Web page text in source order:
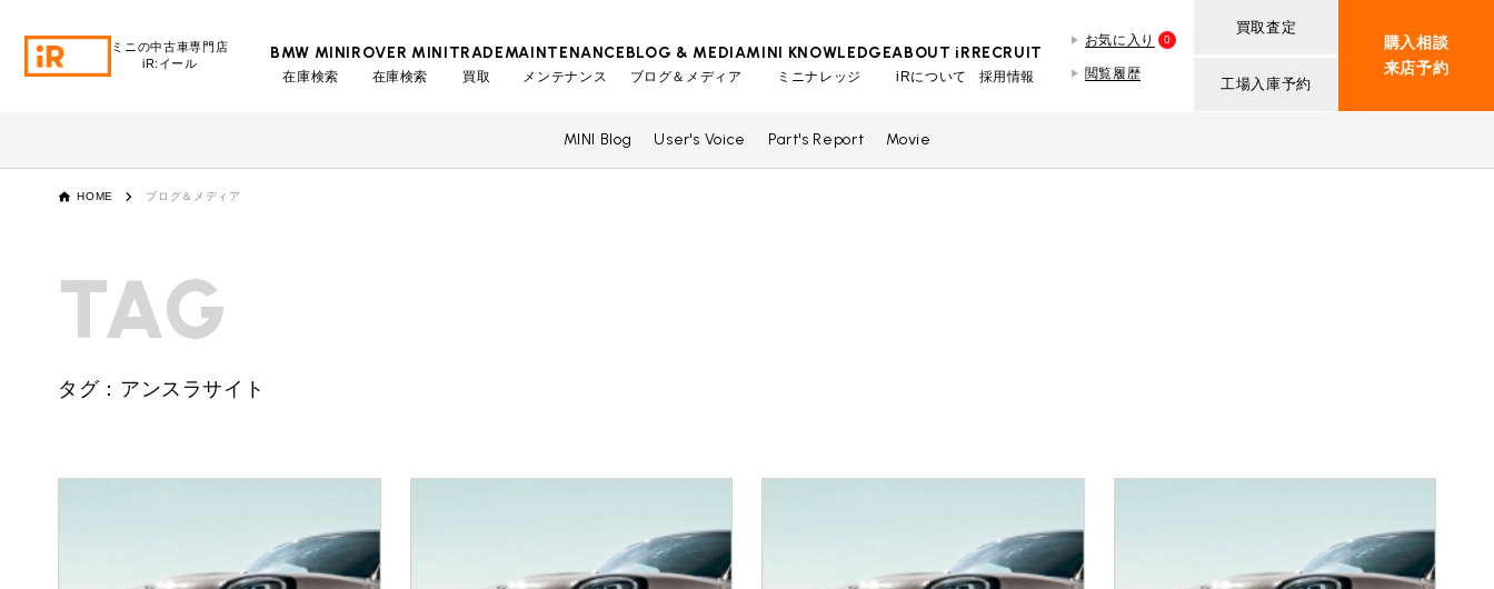
ミニの中古車専門店
iR:イール
BMW MINI
在庫検索
ROVER MINI
在庫検索
TRADE
買取
ローバーミニ買取査定依頼
MAINTENANCE
メンテナンス
TOP
BLOG & MEDIA
ブログ＆メディア
TOP
MINI KNOWLEDGE
ミニナレッジ
TOP
ABOUT iR
iRについて
RECRUIT
採用情報
お気に入り 0
閲覧履歴
買取査定
工場入庫予約
購入相談
来店予約
ROVER MINI ローバーミニ 在庫検索
TRADE
iRの買取が他社よりも高い理由
MAINTENANCE
BMWミニ メンテナンス
ローバーミニ メンテナンス
最近の修理実績
スタッフブログ
ABOUT iR iRについて
MINI Blog User's Voice Part's Report Movie
HOME ブログ＆メディア
TAG
タグ：アンスラサイト